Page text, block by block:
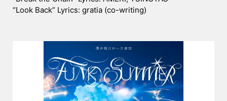
内容や実績などチェックしてみてくださ
いね！
2022.12.05
12/15(木)20:00~「作曲家になりたいあ
なたに」というテーマで山口哲一氏とオ
ンライン対談します！参加無料なのでお
気軽にご参加ください！
“Look Back” Lyrics: gratia (co-writing)